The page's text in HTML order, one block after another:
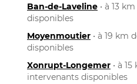
Ban-de-Laveline • à 13
disponibles
Moyenmoutier • à 19 km
disponibles
Xonrupt-Longemer • à
intervenants disponibles